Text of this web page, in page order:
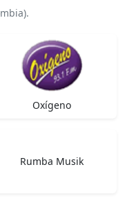
Oxígeno
Rumba Musik